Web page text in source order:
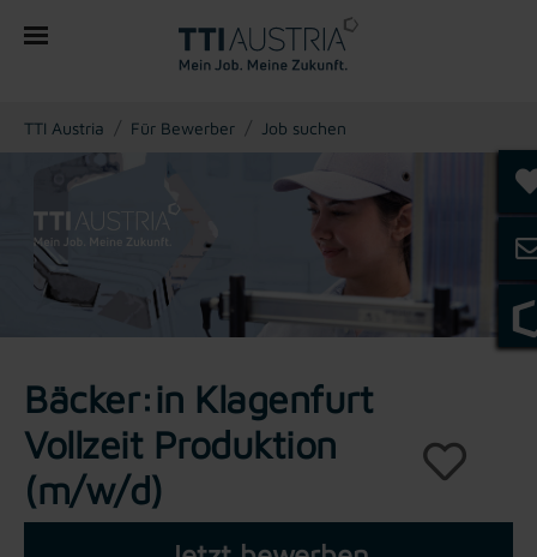
You are here:
TTI Austria Für Bewerber Job suchen
Bäcker:in Klagenfurt
Vollzeit Produktion
(m/w/d)